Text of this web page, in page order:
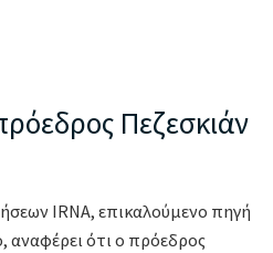
Πεζεσκιάν
IRNA, επικαλούμενο πηγή
αναφέρει ότι ο πρόεδρος